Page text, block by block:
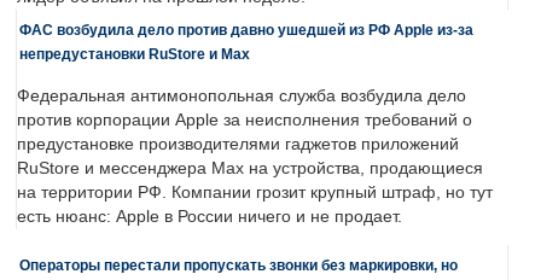
ФАС возбудила дело против давно ушедшей из РФ Apple из-за
непредустановки RuStore и Max
Федеральная антимонопольная служба возбудила дело
против корпорации Apple за неисполнения требований о
предустановке производителями гаджетов приложений
RuStore и мессенджера Max на устройства, продающиеся
на территории РФ. Компании грозит крупный штраф, но тут
есть нюанс: Apple в России ничего и не продает.
Операторы перестали пропускать звонки без маркировки, но